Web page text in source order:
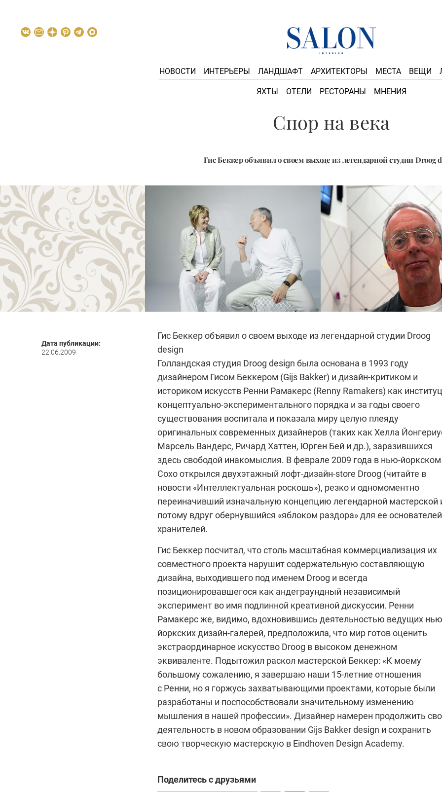
НОВОСТИ ИНТЕРЬЕРЫ ЛАНДШАФТ АРХИТЕКТОРЫ МЕСТА ВЕЩИ
ЯХТЫ ОТЕЛИ РЕСТОРАНЫ МНЕНИЯ
Спор на века
Гис Беккер объявил о своем выходе из легендарной студии Droog
Дата публикации:
22.06.2009
Гис Беккер объявил о своем выходе из легендарной студии Droog
design
Голландская студия Droog design была основана в 1993 году
дизайнером Гисом Беккером (Gijs Bakker) и дизайн-критиком и
историком искусств Ренни Рамакерс (Renny Ramakers) как
концептуально-экспериментального порядка и за годы своего
существования воспитала и показала миру целую плеяду
оригинальных современных дизайнеров (таких как Хелла
Марсель Вандерс, Ричард Хаттен, Юрген Бей и др.), заразившихся
здесь свободой инакомыслия. В феврале 2009 года в нью-йоркском
Сохо открылся двухэтажный лофт-дизайн-store Droog (читайте в
новости «Интеллектуальная роскошь»), резко и одномоментно
переиначивший изначальную концепцию легендарной мастерской
потому вдруг обернувшийся «яблоком раздора» для ее
хранителей.
Гис Беккер посчитал, что столь масштабная коммерциализация их
совместного проекта нарушит содержательную составляющую
дизайна, выходившего под именем Droog и всегда
позиционировавшегося как андеграундный независимый
эксперимент во имя подлинной креативной дискуссии. Ренни
Рамакерс же, видимо, вдохновившись деятельностью ведущих
йоркских дизайн-галерей, предположила, что мир готов оценить
экстраординарное искусство Droog в высоком денежном
эквиваленте. Подытожил раскол мастерской Беккер: «К моему
большому сожалению, я завершаю наши 15-летние отношения
с Ренни, но я горжусь захватывающими проектами, которые были
разработаны и поспособствовали значительному изменению
мышления в нашей профессии». Дизайнер намерен продолжить
деятельность в новом образовании Gijs Bakker design и сохранить
свою творческую мастерскую в Eindhoven Design Academy.
Поделитесь с друзьями